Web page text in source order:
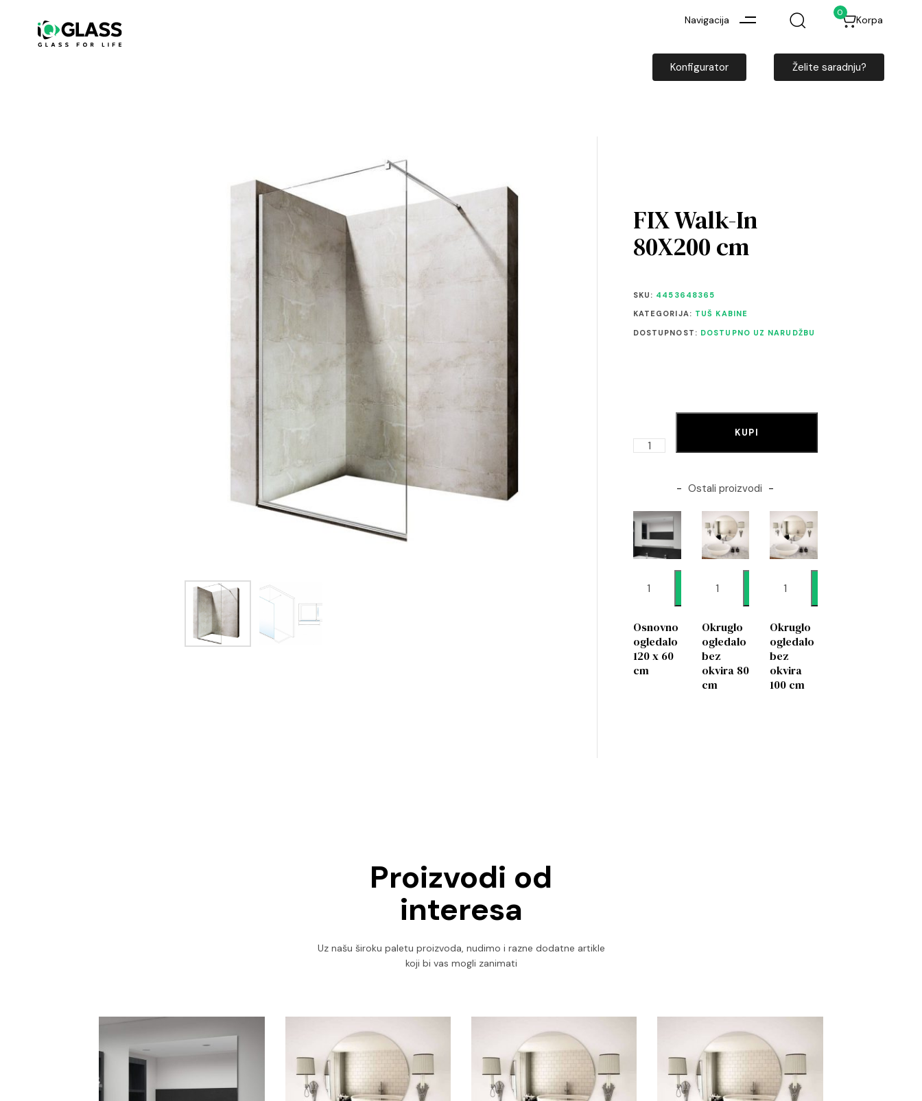
Navigacija Korpa
0
Konfigurator Želite saradnju?
FIX Walk-In
80X200 cm
SKU: 4453648365
KATEGORIJA: TUŠ KABINE
DOSTUPNOST: DOSTUPNO UZ NARUDŽBU
KUPI
Ostali proizvodi
Dodaj
Osnovno
ogledalo
120 x 60
cm
Dodaj
Okruglo
ogledalo
bez
okvira 80
cm
Okruglo
ogledalo
bez
okvira
100 cm
Proizvodi od
interesa
Uz našu široku paletu proizvoda, nudimo i razne dodatne artikle
koji bi vas mogli zanimati